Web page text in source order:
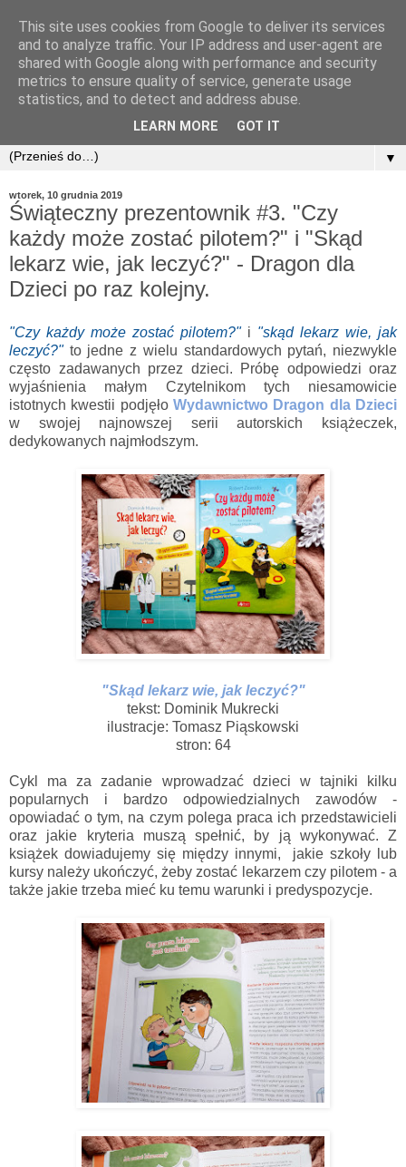
▼
wtorek, 10 grudnia 2019
Świąteczny prezentownik #3. "Czy
każdy może zostać pilotem?" i "Skąd
lekarz wie, jak leczyć?" - Dragon dla
Dzieci po raz kolejny.
"Czy każdy może zostać pilotem?"i "skąd lekarz wie, jak
leczyć?"to jedne z wielu standardowych pytań, niezwykle
często zadawanych przez dzieci. Próbę odpowiedzi oraz
wyjaśnienia małym Czytelnikom tych niesamowicie
istotnych kwestii podjęło Wydawnictwo Dragon dla Dzieci
w swojej najnowszej serii autorskich książeczek,
dedykowanych najmłodszym.
"Skąd lekarz wie, jak leczyć?"
tekst: Dominik Mukrecki
ilustracje: Tomasz Piąskowski
stron: 64
Cykl ma za zadanie wprowadzać dzieci w tajniki kilku
popularnych i bardzo odpowiedzialnych zawodów -
opowiadać o tym, na czym polega praca ich przedstawicieli
oraz jakie kryteria muszą spełnić, by ją wykonywać. Z
książek dowiadujemy się między innymi, jakie szkoły lub
kursy należy ukończyć, żeby zostać lekarzem czy pilotem - a
także jakie trzeba mieć ku temu warunki i predyspozycje.
This site uses cookies from Google to deliver its services
and to analyze traffic. Your IP address and user-agent are
shared with Google along with performance and security
metrics to ensure quality of service, generate usage
statistics, and to detect and address abuse.
LEARN MORE GOT IT